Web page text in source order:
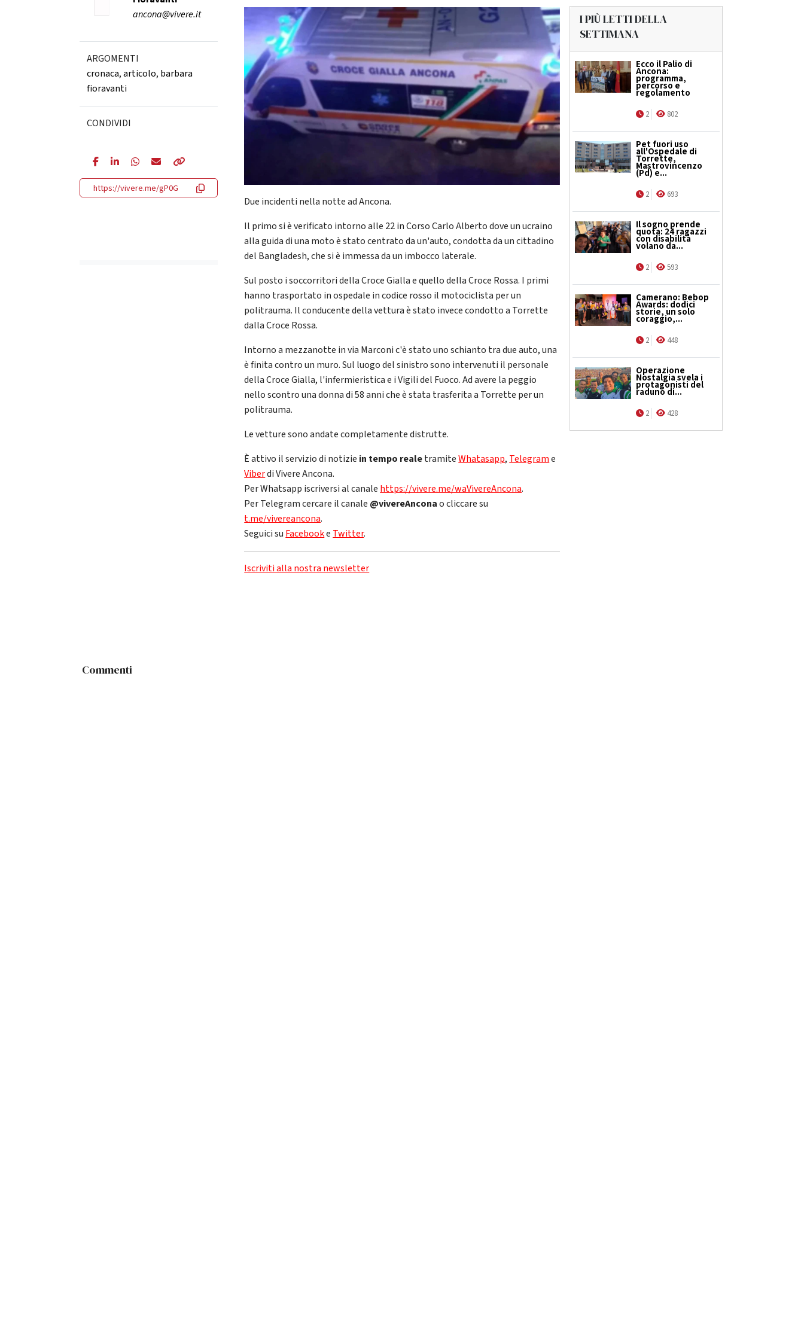
ancona@vivere.it
ARGOMENTI
cronaca,articolo, barbara
fioravanti
CONDIVIDI
https://vivere.me/gP0G
Due incidenti nella notte ad Ancona.
Il primo si è verificato intorno alle 22 in Corso Carlo Alberto dove un ucraino
alla guida di una moto è stato centrato da un'auto, condotta da un cittadino
del Bangladesh, che si è immessa da un imbocco laterale.
Sul posto i soccorritori della Croce Gialla e quello della Croce Rossa. I primi
hanno trasportato in ospedale in codice rosso il motociclista per un
politrauma. Il conducente della vettura è stato invece condotto a Torrette
dalla Croce Rossa.
Intorno a mezzanotte in via Marconi c'è stato uno schianto tra due auto, una
è finita contro un muro. Sul luogo del sinistro sono intervenuti il personale
della Croce Gialla, l'infermieristica e i Vigili del Fuoco. Ad avere la peggio
nello scontro una donna di 58 anni che è stata trasferita a Torrette per un
politrauma.
Le vetture sono andate completamente distrutte.
È attivo il servizio di notizie in tempo realetramiteWhatasapp, Telegrame
Viberdi Vivere Ancona.
Per Whatsapp iscriversi al canale https://vivere.me/waVivereAncona.
Per Telegram cercare il canale @vivereAnconao cliccare su
t.me/vivereancona.
Seguici su Facebooke Twitter.
Iscriviti alla nostra newsletter
I PIÙ LETTI DELLA
SETTIMANA
Ecco il Palio di
Ancona:
programma,
percorso e
regolamento
2 802
Pet fuori uso
all'Ospedale di
Torrette,
Mastrovincenzo
(Pd) e...
2 693
Il sogno prende
quota: 24 ragazzi
con disabilità
volano da...
2 593
Camerano: Bebop
Awards: dodici
storie, un solo
coraggio,...
2 448
Operazione
Nostalgia svela i
protagonisti del
raduno di...
2 428
Commenti